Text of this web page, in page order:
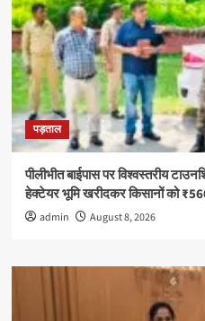
शपथ
पड़ताल
पीलीभीत बाईपास पर विश्वस्तरीय
हेक्टेयर भूमि खरीदकर किसानों को
admin August 8, 2026